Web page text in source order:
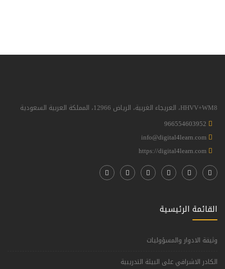
HHVV+WM8، العريجاء الغربية، الرياض 12966، المملكة العربية السعودية
966554603952
info@digital4learn.com
https://digital4learn.com
القائمة الرئيسية
وثيقة الادوار والمسؤوليات
الكادر الاشرافي على البيئة التدريبية